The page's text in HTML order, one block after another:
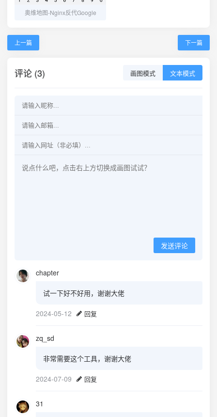
奥维地图-Nginx反代Google
上一篇 下一篇
评论 (3) 画图模式 文本模式
发送评论
chapter
试一下好不好用，谢谢大佬
2024-05-12 回复
zq_sd
非常需要这个工具，谢谢大佬
2024-07-09 回复
31